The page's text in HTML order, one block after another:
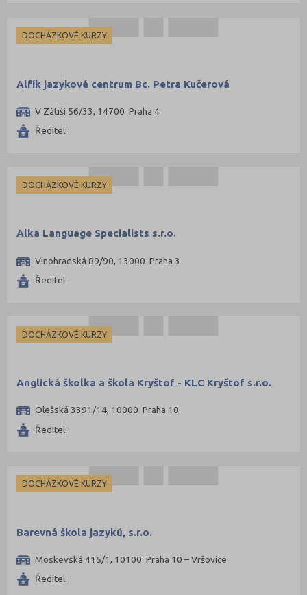
Olomouc (5)
Ostrava-město (11)
Praha-východ (3)
Prostějov (1)
Příbram (1)
Rakovník (1)
Rychnov nad Kněžnou (1)
Svitavy (2)
Tábor (4)
Trutnov (2)
Uherské Hradiště (4)
Zlín (7)
Znojmo (1)
DOCHÁZKOVÉ KURZY
Alfík jazykové centrum Bc. Petra Kučerová
V Zátiší 56/33, 14700 Praha 4
Ředitel:
DOCHÁZKOVÉ KURZY
Alka Language Specialists s.r.o.
Vinohradská 89/90, 13000 Praha 3
Ředitel:
DOCHÁZKOVÉ KURZY
Anglická školka a škola Kryštof - KLC Kryštof s.r.o.
Olešská 3391/14, 10000 Praha 10
Ředitel:
DOCHÁZKOVÉ KURZY
Barevná škola jazyků, s.r.o.
Moskevská 415/1, 10100 Praha 10 – Vršovice
Ředitel: